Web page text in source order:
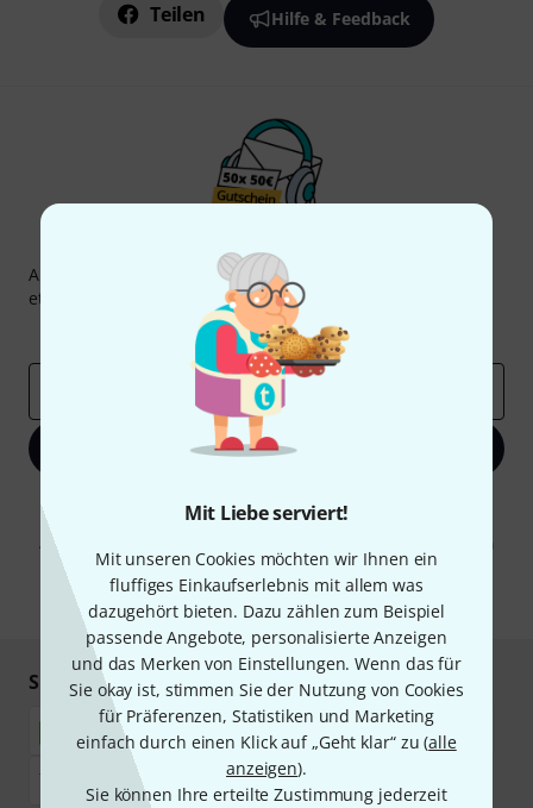
Mit Liebe serviert!
Mit unseren Cookies möchten wir Ihnen ein
fluffiges Einkaufserlebnis mit allem was
dazugehört bieten. Dazu zählen zum Beispiel
passende Angebote, personalisierte Anzeigen
und das Merken von Einstellungen. Wenn das für
Sie okay ist, stimmen Sie der Nutzung von Cookies
für Präferenzen, Statistiken und Marketing
einfach durch einen Klick auf „Geht klar“ zu (alle
anzeigen).
Sie können Ihre erteilte Zustimmung jederzeit
Teilen Hilfe & Feedback
Thomann Newsletter
Abonniere den Thomann Newsletter und gewinne mit
etwas Glück einen von
50 Gutscheinen
Inspirierende Beiträge
Deals Thomann Insights
Jetzt anmelden
Mit Klick auf „Jetzt anmelden“ stimmen Sie dem Erhalt von E-Mail-
Werbung und einer Messung des E-Mail-Nutzungsverhaltens zu. Die
Abmeldung ist jederzeit möglich. Weitere Informationen finden Sie in
unserenDatenschutzhinweisen.
* Pflichtfeld
Sicher einkaufen & bezahlen